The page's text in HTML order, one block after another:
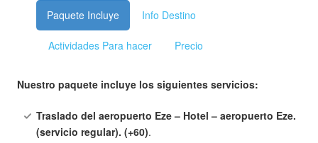
Paquete Incluye Info Destino
Actividades Para hacer Precio
Nuestro paquete incluye los siguientes servicios:
Traslado del aeropuerto Eze – Hotel – aeropuerto Eze.
(servicio regular). (+60).